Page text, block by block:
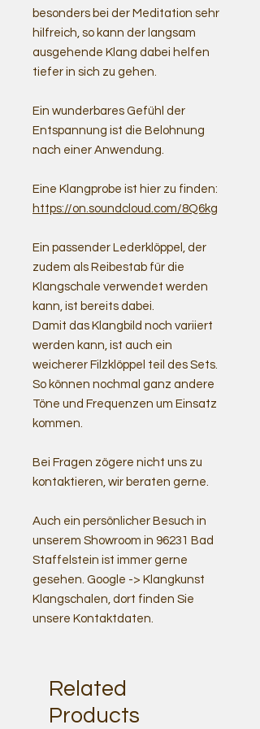
besonders bei der Meditation sehr
hilfreich, so kann der langsam
ausgehende Klang dabei helfen
tiefer in sich zu gehen.
Ein wunderbares Gefühl der
Entspannung ist die Belohnung
nach einer Anwendung.
Eine Klangprobe ist hier zu finden:
https://on.soundcloud.com/8Q6kg
Ein passender Lederklöppel, der
zudem als Reibestab für die
Klangschale verwendet werden
kann, ist bereits dabei.
Damit das Klangbild noch variiert
werden kann, ist auch ein
weicherer Filzklöppel teil des Sets.
So können nochmal ganz andere
Töne und Frequenzen um Einsatz
kommen.
Bei Fragen zögere nicht uns zu
kontaktieren, wir beraten gerne.
Auch ein persönlicher Besuch in
unserem Showroom in 96231 Bad
Staffelstein ist immer gerne
gesehen. Google -> Klangkunst
Klangschalen, dort finden Sie
unsere Kontaktdaten.
Related
Products